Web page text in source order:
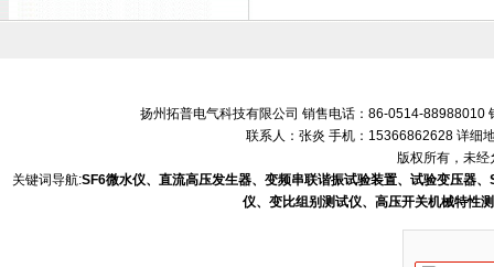
扬州拓普电气科技有限公司 销售电话：86-0514-88988010
联系人：张炎 手机：15366862628 详细
版权所有，未
关键词导航:SF6微水仪、直流高压发生器、变频串联谐振试验装置、试验变压器
仪、变比组别测试仪、高压开关机械特性